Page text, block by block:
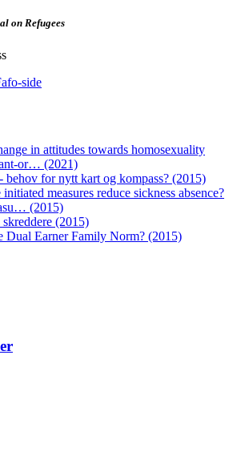
on Refugees
side
in attitudes towards homosexuality
or… (2021)
behov for nytt kart og kompass? (2015)
measures reduce sickness absence?
(2015)
skreddere (2015)
Dual Earner Family Norm? (2015)